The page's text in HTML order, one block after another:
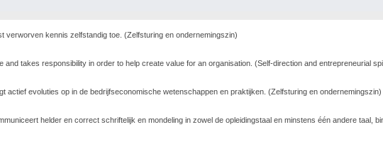
verworven kennis zelfstandig toe. (Zelfsturing en ondernemingszin)
and takes responsibility in order to help create value for an organisation. (Self-direction and entrepreneurial
actief evoluties op in de bedrijfseconomische wetenschappen en praktijken. (Zelfsturing en ondernemingszin)
helder en correct schriftelijk en mondeling in zowel de opleidingstaal en minstens één andere taal,